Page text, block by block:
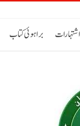
براہوئی کتاب اشتہارات